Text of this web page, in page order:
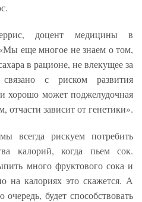
доцент медицины в
еще многое не знаем о том,
в рационе, не влекущее за
с риском развития
хорошо может поджелудочная
отчасти зависит от генетики».
всегда рискуем потребить
калорий, когда пьем сок.
много фруктового сока и
на калориях это скажется. А
будет способствовать